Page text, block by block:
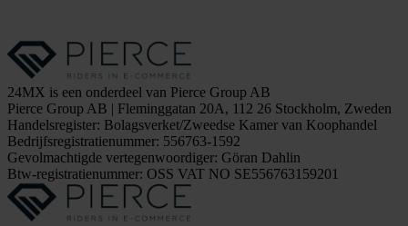
24MX is een onderdeel van Pierce Group AB
Pierce Group AB | Fleminggatan 20A, 112 26 Stockholm, Zweden
Handelsregister: Bolagsverket/Zweedse Kamer van Koophandel
Bedrijfsregistratienummer: 556763-1592
Gevolmachtigde vertegenwoordiger: Göran Dahlin
Btw-registratienummer: OSS VAT NO SE556763159201